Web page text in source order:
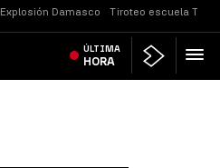
Explosión Damasco Tiroteo escuela
ÚLTIMA
HORA